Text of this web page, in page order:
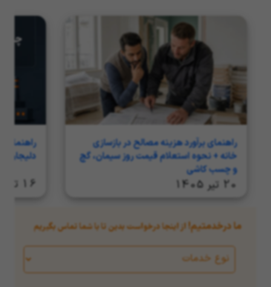
داده‌ها و خلق محتواهایی هستم که علاوه بر
جذب مخاطب، تجربه‌ای ارزشمند برای او رقم
بزنند.
راهنمای برآورد هزینه مصالح در بازسازی
خانه + نحوه استعلام قیمت روز سیمان، گچ
و چسب کاشی
20 تیر 1405
راهنمای
دلیجان در
16 تیر 1405
ما درخدمتیم!از اینجا درخواست بدین تا با شما تماس بگیریم